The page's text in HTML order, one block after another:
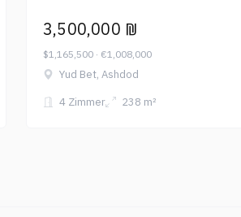
3,500,000 ₪
$1,165,500 · €1,008,000
Yud Bet, Ashdod
4 Zimmer
238 m²